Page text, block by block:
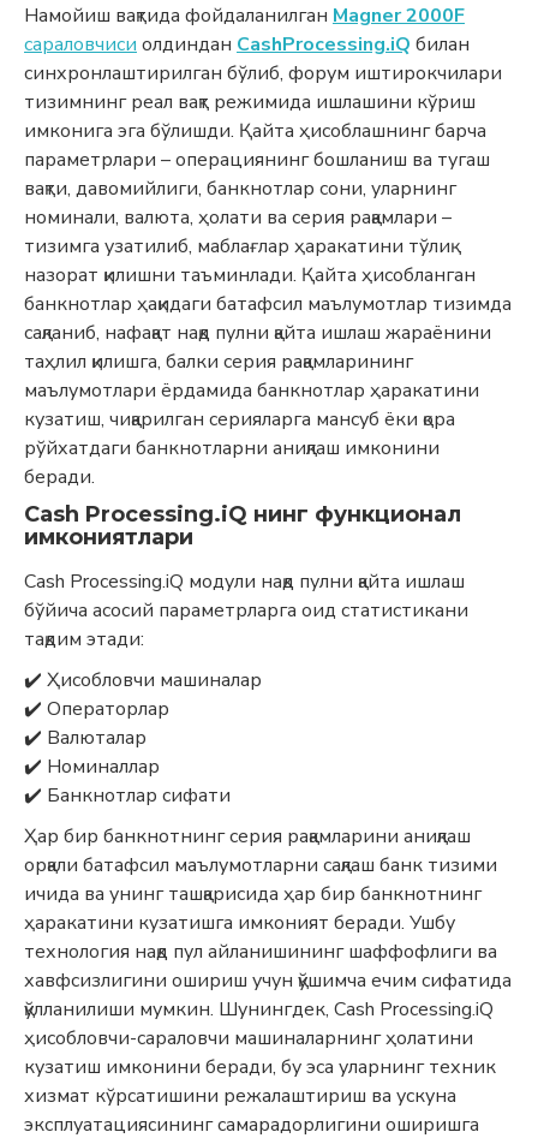
Намойиш вақтида фойдаланилган Magner 2000F
сараловчиси олдиндан CashProcessing.iQ билан
синхронлаштирилган бўлиб, форум иштирокчилари
тизимнинг реал вақт режимида ишлашини кўриш
имконига эга бўлишди. Қайта ҳисоблашнинг барча
параметрлари – операциянинг бошланиш ва тугаш
вақти, давомийлиги, банкнотлар сони, уларнинг
номинали, валюта, ҳолати ва серия рақамлари –
тизимга узатилиб, маблағлар ҳаракатини тўлиқ
назорат қилишни таъминлади. Қайта ҳисобланган
банкнотлар ҳақидаги батафсил маълумотлар тизимда
сақланиб, нафақат нақд пулни қайта ишлаш жараёнини
таҳлил қилишга, балки серия рақамларининг
маълумотлари ёрдамида банкнотлар ҳаракатини
кузатиш, чиқарилган серияларга мансуб ёки қора
рўйхатдаги банкнотларни аниқлаш имконини
беради.
Cash Processing.iQ нинг функционал
имкониятлари
Cash Processing.iQ модули нақд пулни қайта ишлаш
бўйича асосий параметрларга оид статистикани
тақдим этади:
✔️ Ҳисобловчи машиналар
✔️ Операторлар
✔️ Валюталар
✔️ Номиналлар
✔️ Банкнотлар сифати
Ҳар бир банкнотнинг серия рақамларини аниқлаш
орқали батафсил маълумотларни сақлаш банк тизими
ичида ва унинг ташқарисида ҳар бир банкнотнинг
ҳаракатини кузатишга имконият беради. Ушбу
технология нақд пул айланишининг шаффофлиги ва
хавфсизлигини ошириш учун қўшимча ечим сифатида
қўлланилиши мумкин. Шунингдек, Cash Processing.iQ
ҳисобловчи-сараловчи машиналарнинг ҳолатини
кузатиш имконини беради, бу эса уларнинг техник
хизмат кўрсатишини режалаштириш ва ускуна
эксплуатациясининг самарадорлигини оширишга